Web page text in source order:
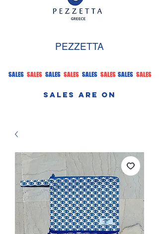
PEZZETTA
SALES SALES SALES SALES SALES SALES SALES SALES
SALES ARE ON